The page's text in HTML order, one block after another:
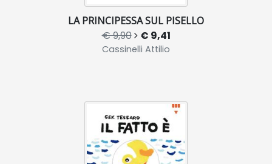
LA PRINCIPESSA SUL PISELLO
€ 9,90 € 9,41
Cassinelli Attilio